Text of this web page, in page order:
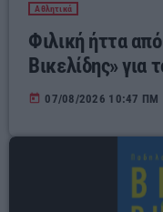
Αθλητικά
Φιλική ήττα
Βικελίδης»
today 07/08/2026 10:47 ΠΜ